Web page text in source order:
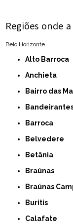
Regiões onde
Belo Horizonte
Alto Barroca
Anchieta
Bairro das
Barroca
Belvedere
Betânia
Braúnas
Braúnas
Buritis
Calafate